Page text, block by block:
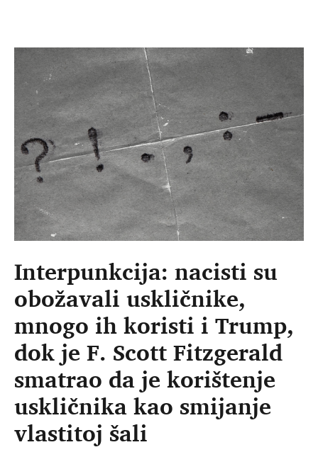
Interpunkcija: nacisti su
obožavali uskličnike,
mnogo ih koristi i Trump,
dok je F. Scott Fitzgerald
smatrao da je korištenje
uskličnika kao smijanje
vlastitoj šali